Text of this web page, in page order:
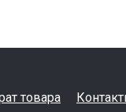
товара